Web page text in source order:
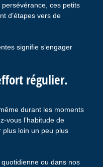
ces petits
d’étapes vers de
signifie s’engager
régulier.
durant les moments
vous l’habitude de
plus loin un peu plus
ou dans nos